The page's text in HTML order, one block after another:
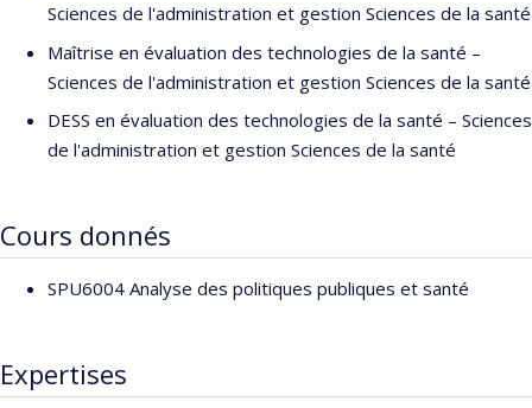
Sciences de l'administration et gestion Sciences de la santé
Maîtrise en évaluation des technologies de la santé –
Sciences de l'administration et gestion Sciences de la santé
DESS en évaluation des technologies de la santé – Sciences
de l'administration et gestion Sciences de la santé
Cours donnés
SPU6004 Analyse des politiques publiques et santé
Expertises